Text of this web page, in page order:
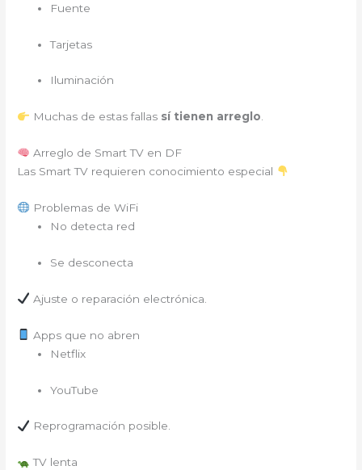
Fuente
Tarjetas
Iluminación
Muchas de estas fallas sí tienen arreglo.
Arreglo de Smart TV en DF
Las Smart TV requieren conocimiento especial
Problemas de WiFi
No detecta red
Se desconecta
Ajuste o reparación electrónica.
Apps que no abren
Netflix
YouTube
Reprogramación posible.
TV lenta